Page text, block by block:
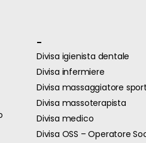
-
Divisa igienista dentale
Divisa infermiere
Divisa massaggiatore
Divisa massoterapista
Divisa medico
Divisa OSS – Operatore